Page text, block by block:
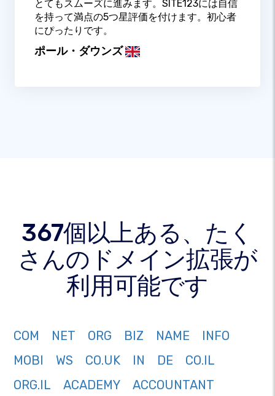
とてもスムーズに進みます。SITE123には自信
を持って満点の5つ星評価を付けます。初心者
にぴったりです。
ポール・ダウンズ
367個以上ある、たく
さんのドメイン拡張が
利用可能です
COM NET ORG BIZ NAME
INFO
MOBI
WS CO.UK IN DE
CO.IL
ORG.IL
ACADEMY
ACCOUNTANT